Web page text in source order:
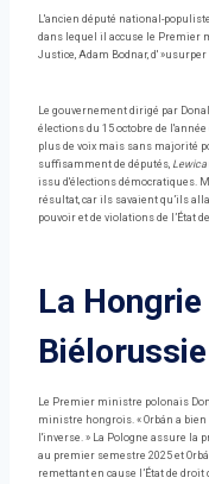
L'ancien député national-
dans lequel il accuse le Premier
Justice, Adam Bodnar, d'
Le gouvernement dirigé par
élections du 15 octobre de
plus de voix mais sans majorité
suffisamment de députés, Lewica
issu d'élections démocratiques.
résultat, car ils savaient qu’ils
pouvoir et de violations de l’État
La
Biélorussie
Le Premier ministre polonais
ministre hongrois. « Orbán a
l'inverse. » La Pologne assure la
au premier semestre 2025 et
remettant en cause l’État de